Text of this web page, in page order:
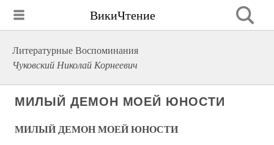
ВикиЧтение
Литературные Воспоминания
Чуковский Николай Корнеевич
МИЛЫЙ ДЕМОН МОЕЙ ЮНОСТИ
МИЛЫЙ ДЕМОН МОЕЙ ЮНОСТИ